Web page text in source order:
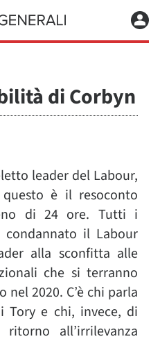
di Corbyn
leader del Labour,
è il resoconto
di 24 ore. Tutti i
il Labour
alla sconfitta alle
che si terranno
2020. C’è chi parla
e chi, invece, di
all’irrilevanza